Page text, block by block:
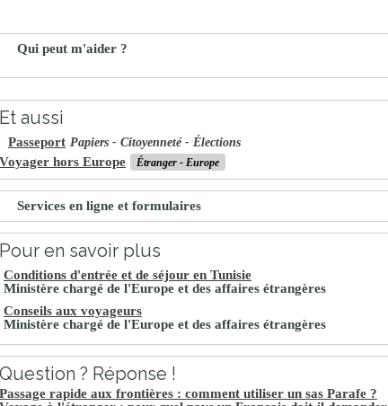
Qui peut m'aider ?
Et aussi
Passeport Papiers - Citoyenneté - Élections
Voyager hors Europe Étranger - Europe
Services en ligne et formulaires
Pour en savoir plus
Conditions d'entrée et de séjour en Tunisie
Ministère chargé de l'Europe et des affaires étrangères
Conseils aux voyageurs
Ministère chargé de l'Europe et des affaires étrangères
Question ? Réponse !
Passage rapide aux frontières : comment utiliser un sas Parafe ?